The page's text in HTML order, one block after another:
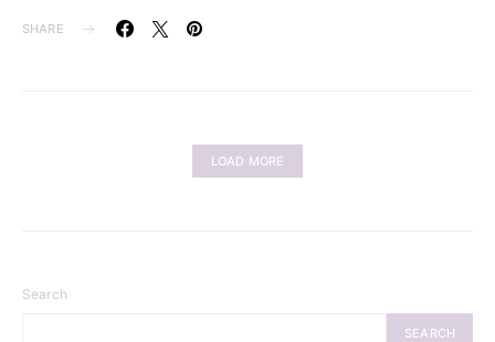
SHARE
LOAD MORE
Search
SEARCH